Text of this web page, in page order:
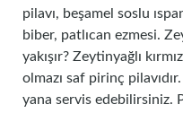
pilavı, beşamel soslu
biber, patlıcan ezmesi.
yakışır? Zeytinyağlı
olmazı saf pirinç
yana servis edebilirsiniz.